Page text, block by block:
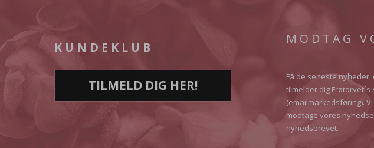
KUNDEKLUB
TILMELD DIG HER!
MODTAG
Få de seneste
tilmelder dig
(emailmarkedsføring).
modtage vores
nyhedsbrevet.